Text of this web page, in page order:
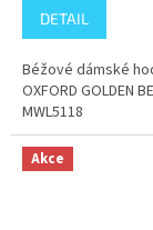
DETAIL
Béžové dámské
OXFORD GOLDEN
MWL5118
Akce